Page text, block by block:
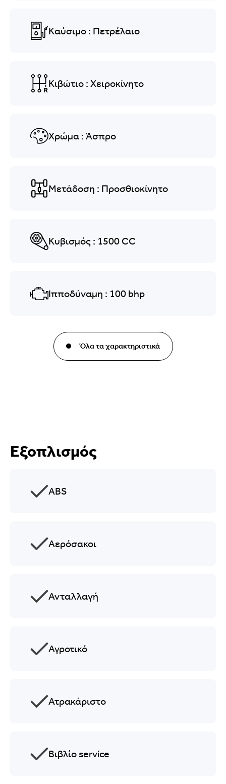
Καύσιμο : Πετρέλαιο
Κιβώτιο : Χειροκίνητο
Χρώμα : Άσπρο
Μετάδοση : Προσθιοκίνητο
Κυβισμός : 1500 CC
Ιπποδύναμη : 100 bhp
Όλα τα χαρακτηριστικά
Εξοπλισμός
ABS
Αερόσακοι
Ανταλλαγή
Αγροτικό
Ατρακάριστο
Βιβλίο service